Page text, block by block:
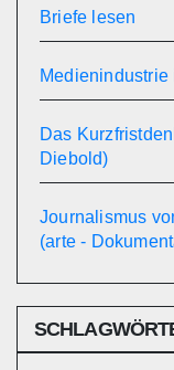
Briefe lesen
Medienindustrie
Das
Diebold)
Journalismus
(arte -